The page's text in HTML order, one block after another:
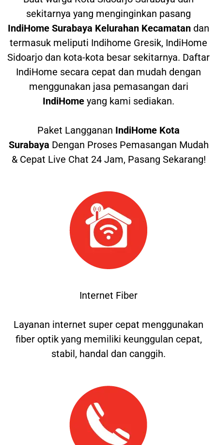
sekitarnya yang menginginkan pasang
IndiHome Surabaya Kelurahan Kecamatan dan
termasuk meliputi Indihome Gresik, IndiHome
Sidoarjo dan kota-kota besar sekitarnya. Daftar
IndiHome secara cepat dan mudah dengan
menggunakan jasa pemasangan dari
IndiHome yang kami sediakan.
Paket Langganan IndiHome Kota
Surabaya Dengan Proses Pemasangan Mudah
& Cepat Live Chat 24 Jam, Pasang Sekarang!
Internet Fiber
Layanan internet super cepat menggunakan
fiber optik yang memiliki keunggulan cepat,
stabil, handal dan canggih.